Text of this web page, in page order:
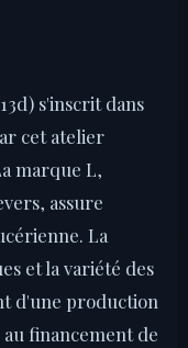
s'inscrit dans
cet atelier
marque L,
assure
La
et la variété des
d'une production
financement de